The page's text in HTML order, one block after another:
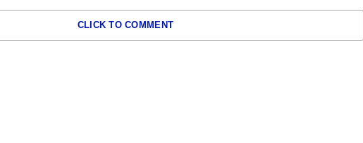
CLICK TO COMMENT